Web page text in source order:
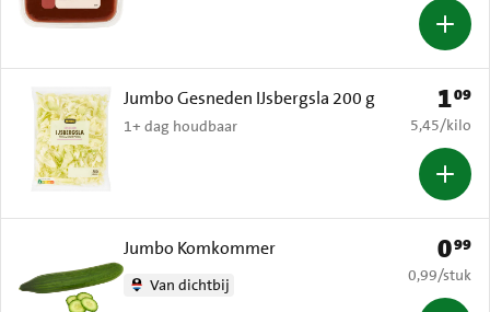
Jumbo Gesneden IJsbergsla 200 g
1+ dag houdbaar
Prijs:
109
€ 5,45 per
5,45/kilo
Jumbo Komkommer
Van dichtbij
Prijs:
099
€ 0,99 per
0,99/stuk